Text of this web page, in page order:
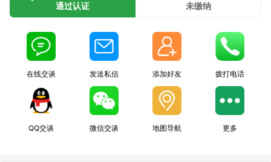
通过认证 未缴纳
在线交谈 发送私信 添加好友 拨打电话
QQ交谈 微信交谈 地图导航 更多